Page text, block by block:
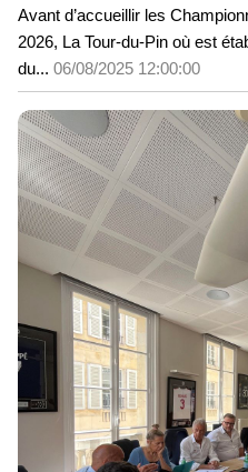
Avant d’accueillir les
2026, La Tour-du-Pin où est
du... 06/08/2025 12:00:00